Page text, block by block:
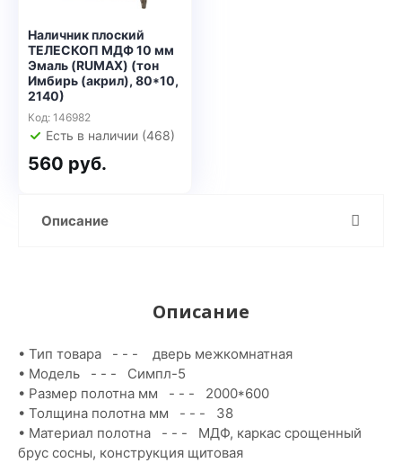
Наличник плоский
ТЕЛЕСКОП МДФ 10 мм
Эмаль (RUMAX) (тон
Имбирь (акрил), 80*10,
2140)
Код: 146982
Есть в наличии (468)
560 руб.
Описание
Описание
• Тип товара - - - дверь межкомнатная
• Модель - - - Симпл-5
• Размер полотна мм - - - 2000*600
• Толщина полотна мм - - - 38
• Материал полотна - - - МДФ, каркас срощенный
брус сосны, конструкция щитовая